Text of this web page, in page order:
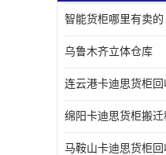
智能货柜哪里有卖的
乌鲁木齐立体仓库
连云港卡迪思货柜回
绵阳卡迪思货柜搬迁
马鞍山卡迪思货柜回